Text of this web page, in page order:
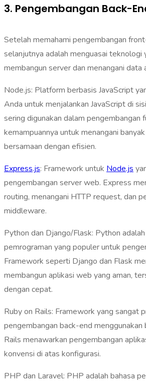
3. Pengembangan Back-
Setelah memahami pengembangan
selanjutnya adalah menguasai teknologi
membangun server dan menangani data
Node.js: Platform berbasis JavaScript
Anda untuk menjalankan JavaScript di
sering digunakan dalam pengembangan
kemampuannya untuk menangani
bersamaan dengan efisien.
Express.js: Framework untuk Node.js
pengembangan server web. Express
routing, menangani HTTP request, dan
middleware.
Python dan Django/Flask: Python
pemrograman yang populer untuk
Framework seperti Django dan Flask
membangun aplikasi web yang aman,
dengan cepat.
Ruby on Rails: Framework yang sangat
pengembangan back-end menggunakan
Rails menawarkan pengembangan
konvensi di atas konfigurasi.
PHP dan Laravel: PHP adalah bahasa